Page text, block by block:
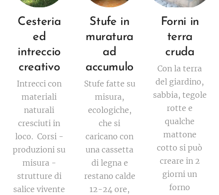
Cesteria
ed
intreccio
creativo
Intrecci con
materiali
naturali
cresciuti in
loco. Corsi -
produzioni su
misura -
strutture di
salice vivente
Stufe in
muratura
ad
accumulo
Stufe fatte su
misura,
ecologiche,
che si
caricano con
una cassetta
di legna e
restano calde
12-24 ore,
Forni in
terra
cruda
Con la terra
del giardino,
sabbia, tegole
rotte e
qualche
mattone
cotto si può
creare in 2
giorni un
forno